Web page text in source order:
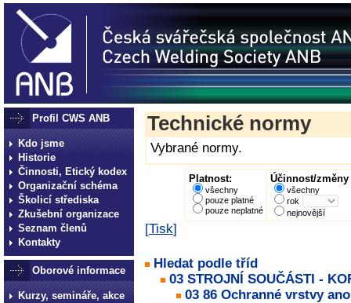
Profil CWS ANB
Kdo jsme
Historie
Činnosti, Etický kodex
Organizační schéma
Školicí střediska
Zkušební organizace
Seznam členů
Kontakty
Oborové informace
Kurzy, semináře, akce
Technické normy
Vybrané normy.
Platnost:
všechny
pouze platné
pouze neplatné
Účinnost/změny
všechny
rok
nejnovější
[Tisk]
Hledat podle tříd
03 STROJNÍ SOUČÁSTI -
03 86 Ochranné vrstvy